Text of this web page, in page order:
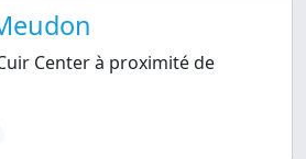
Center à proximité de